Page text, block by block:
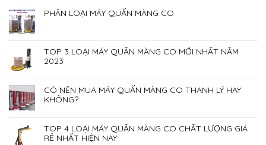
PHÂN LOẠI MÁY QUẤN MÀNG CO
TOP 3 LOẠI MÁY QUẤN MÀNG CO MỚI NHẤT NĂM
2023
CÓ NÊN MUA MÁY QUẤN MÀNG CO THANH LÝ HAY
KHÔNG?
TOP 4 LOẠI MÁY QUẤN MÀNG CO CHẤT LƯỢNG GIÁ
RẺ NHẤT HIỆN NAY